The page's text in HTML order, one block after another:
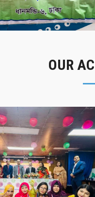
OUR
গৌরবের মুহূর্ত
গৌরবের মুহূর্ত